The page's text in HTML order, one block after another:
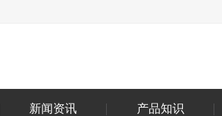
新闻资讯 产品知识